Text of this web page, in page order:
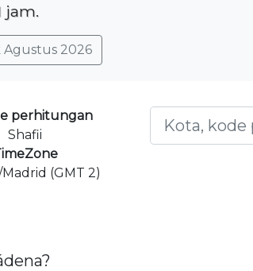
jam.
2026
perhitungan
Shafii
(GMT 2)